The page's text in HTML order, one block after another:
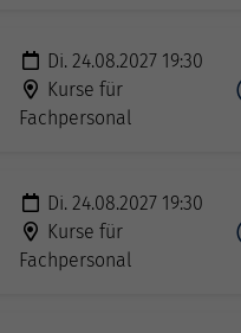
Di. 24.08.2027 19:30
Kurse für
Fachpersonal
Di. 24.08.2027 19:30
Kurse für
Fachpersonal